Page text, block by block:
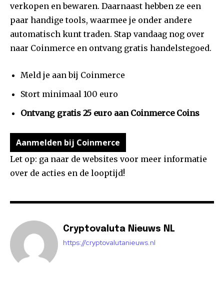
verkopen en bewaren. Daarnaast hebben ze een
paar handige tools, waarmee je onder andere
automatisch kunt traden. Stap vandaag nog over
naar Coinmerce en ontvang gratis handelstegoed.
Meld je aan bij Coinmerce
Stort minimaal 100 euro
Ontvang gratis 25 euro aan Coinmerce Coins
Aanmelden bij Coinmerce
Let op: ga naar de websites voor meer informatie
over de acties en de looptijd!
Cryptovaluta Nieuws NL
https://cryptovalutanieuws.nl